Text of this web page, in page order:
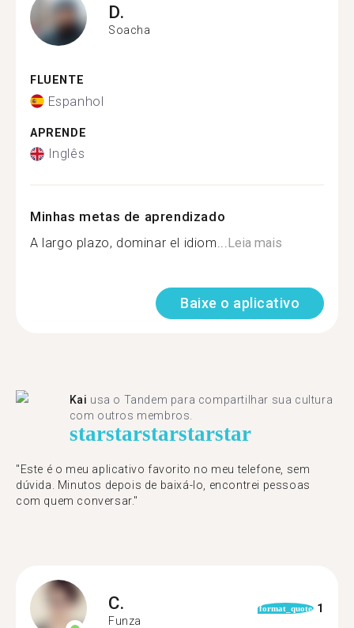
D.
Soacha
FLUENTE
Espanhol
APRENDE
Inglês
Minhas metas de aprendizado
A largo plazo, dominar el idiom...Leia mais
Baixe o aplicativo
Kai usa o Tandem para compartilhar sua cultura
com outros membros.
starstarstarstarstar
"Este é o meu aplicativo favorito no meu telefone, sem
dúvida. Minutos depois de baixá-lo, encontrei pessoas
com quem conversar."
C.
Funza
format_quote 1